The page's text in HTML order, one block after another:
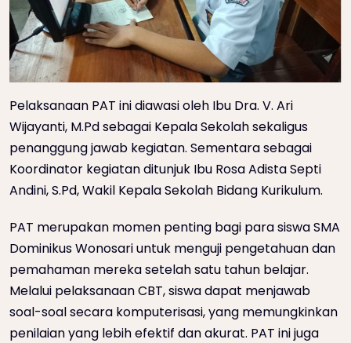
Pelaksanaan PAT ini diawasi oleh Ibu Dra. V. Ari
Wijayanti, M.Pd sebagai Kepala Sekolah sekaligus
penanggung jawab kegiatan. Sementara sebagai
Koordinator kegiatan ditunjuk Ibu Rosa Adista Septi
Andini, S.Pd, Wakil Kepala Sekolah Bidang Kurikulum.
PAT merupakan momen penting bagi para siswa SMA
Dominikus Wonosari untuk menguji pengetahuan dan
pemahaman mereka setelah satu tahun belajar.
Melalui pelaksanaan CBT, siswa dapat menjawab
soal-soal secara komputerisasi, yang memungkinkan
penilaian yang lebih efektif dan akurat. PAT ini juga